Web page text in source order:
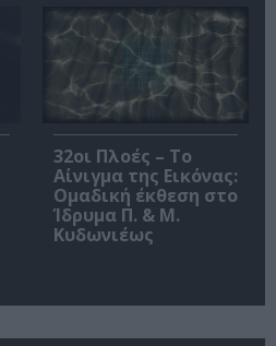
32οι Πλοές – Το
Αίνιγμα της Εικόνας:
Ομαδική έκθεση στο
Ίδρυμα Π. & Μ.
Κυδωνιέως